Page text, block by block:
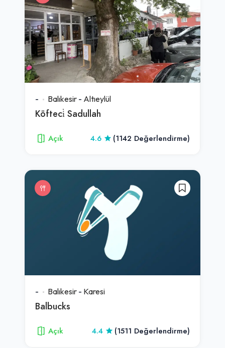
- Balıkesir - Altıeylül
Köfteci̇ Sadullah
Açık 4.6 (1142 Değerlendirme)
- Balıkesir - Karesi
Balbucks
Açık 4.4 (1511 Değerlendirme)